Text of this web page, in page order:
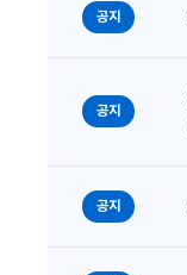
공지
공지
공지